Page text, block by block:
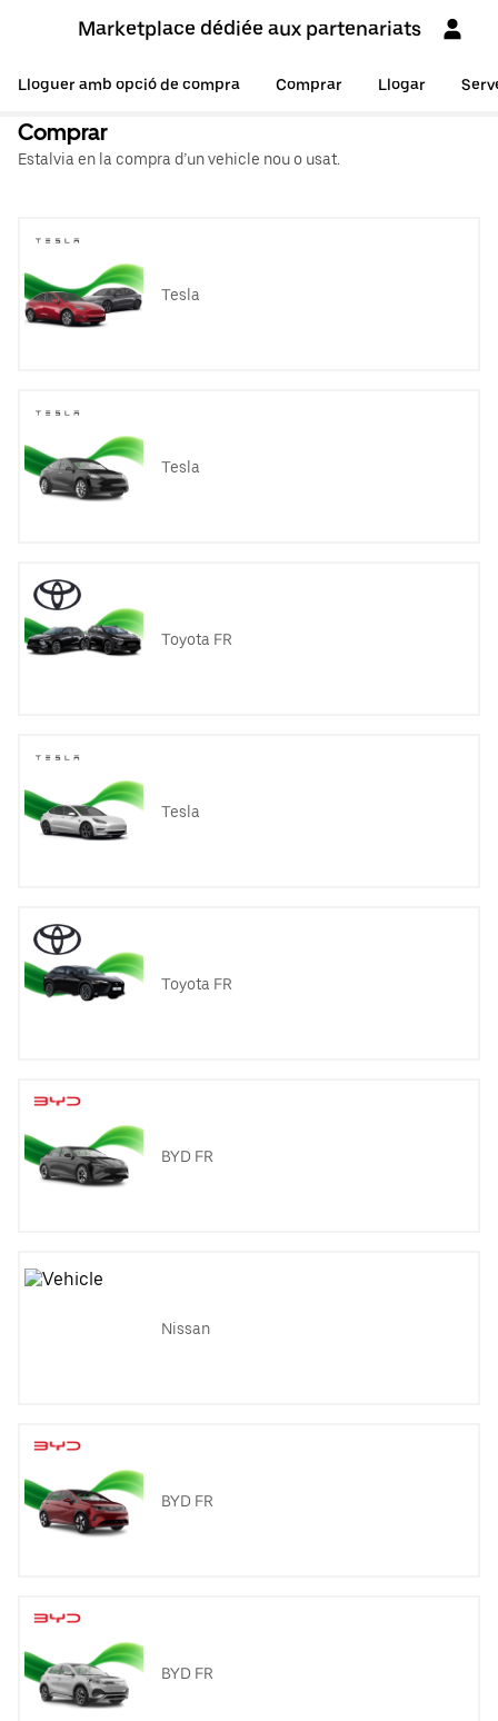
Marketplace dédiée aux partenariats
Lloguer amb opció de compra Comprar Llogar
Comprar
Estalvia en la compra d’un vehicle nou o usat.
Tesla
Tesla
Toyota FR
Tesla
Toyota FR
BYD FR
Nissan
BYD FR
BYD FR